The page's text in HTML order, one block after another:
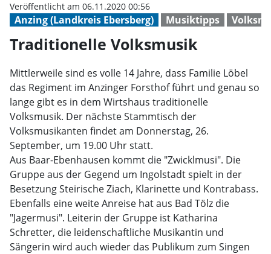
Anzing (Landkreis Ebersberg) Musiktipps
Veröffentlicht am 06.11.2020 00:56
Traditionelle Volksmusik
Mittlerweile sind es volle 14 Jahre, dass Familie Löbel
das Regiment im Anzinger Forsthof führt und genau so
lange gibt es in dem Wirtshaus traditionelle
Volksmusik. Der nächste Stammtisch der
Volksmusikanten findet am Donnerstag, 26.
September, um 19.00 Uhr statt.
Aus Baar-Ebenhausen kommt die "Zwicklmusi". Die
Gruppe aus der Gegend um Ingolstadt spielt in der
Besetzung Steirische Ziach, Klarinette und Kontrabass.
Ebenfalls eine weite Anreise hat aus Bad Tölz die
"Jagermusi". Leiterin der Gruppe ist Katharina
Schretter, die leidenschaftliche Musikantin und
Sängerin wird auch wieder das Publikum zum Singen